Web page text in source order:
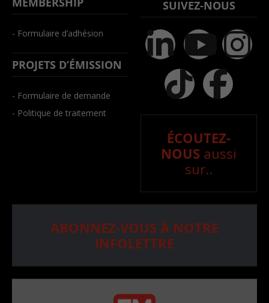
- Formulaire d’adhésion
PROJETS D’ÉMISSION
- Formulaire de demande
- Politique de traitement
SUIVEZ-NOUS
ÉCOUTEZ-
NOUS aussi
sur..
ABONNEZ-VOUS À NOTRE
INFOLETTRE